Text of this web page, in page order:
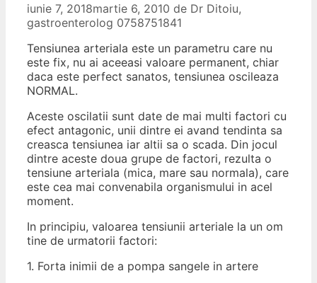
iunie 7, 2018martie 6, 2010 de Dr Ditoiu,
gastroenterolog 0758751841
Tensiunea arteriala este un parametru care nu
este fix, nu ai aceeasi valoare permanent, chiar
daca este perfect sanatos, tensiunea oscileaza
NORMAL.
Aceste oscilatii sunt date de mai multi factori cu
efect antagonic, unii dintre ei avand tendinta sa
creasca tensiunea iar altii sa o scada. Din jocul
dintre aceste doua grupe de factori, rezulta o
tensiune arteriala (mica, mare sau normala), care
este cea mai convenabila organismului in acel
moment.
In principiu, valoarea tensiunii arteriale la un om
tine de urmatorii factori:
1. Forta inimii de a pompa sangele in artere